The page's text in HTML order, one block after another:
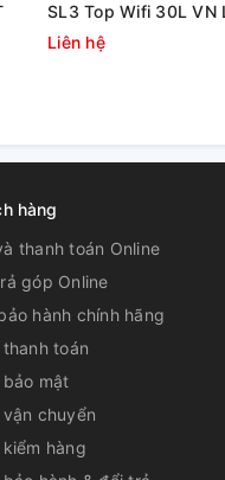
SL3 Top Wifi 30L VN
Tiếp
Liên hệ
hàng
thanh toán Online
góp Online
hành chính hãng
toán
bảo mật
chuyển
hàng